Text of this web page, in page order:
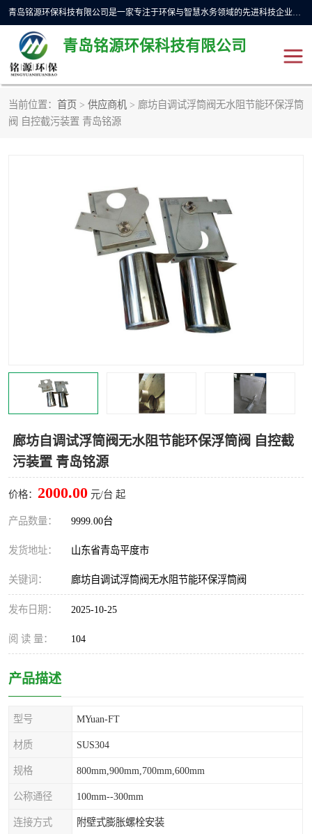
青岛铭源环保科技有限公司是一家专注于环保与智慧水务领域的先进科技企业，公司专注于云智能一体化预制泵站、水务循环利用、海绵城市、云智慧水务开发及新型环保技术研发等领域。铭源环保以为客户提供优质产品、专业技术服务为己任。为客户提供量身定制方案，提供多种配置方案满足实际使用要求。严控供货周期，并提供高标准后期维护。以环保为己任，视质量如生命，以技术做先导，靠诚信赢客户。
青岛铭源环保科技有限公司
当前位置： 首页 > 供应商机 > 廊坊自调试浮筒阀无水阻节能环保浮筒
阀 自控截污装置 青岛铭源
廊坊自调试浮筒阀无水阻节能环保浮筒阀 自控截
污装置 青岛铭源
价格： 2000.00 元/台 起
产品数量： 9999.00台
发货地址： 山东省青岛平度市
关键词： 廊坊自调试浮筒阀无水阻节能环保浮筒阀
发布日期： 2025-10-25
阅 读 量： 104
产品描述
型号 MYuan-FT
材质 SUS304
规格 800mm,900mm,700mm,600mm
公称通径 100mm--300mm
连接方式 附壁式膨胀螺栓安装
一体化HMPP泵站
加压泵房/灌溉泵房 一体化预制泵站
真空冲洗装置
门式冲洗装置
智能一体化灌溉泵房 一体化污水处理泵房
一体化泵闸
真空冲洗设备
水平自清洗格栅